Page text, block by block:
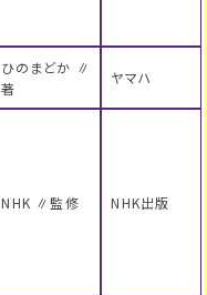
ひのまどか ∥
著
ヤマハ
NHK ∥監修 NHK出版